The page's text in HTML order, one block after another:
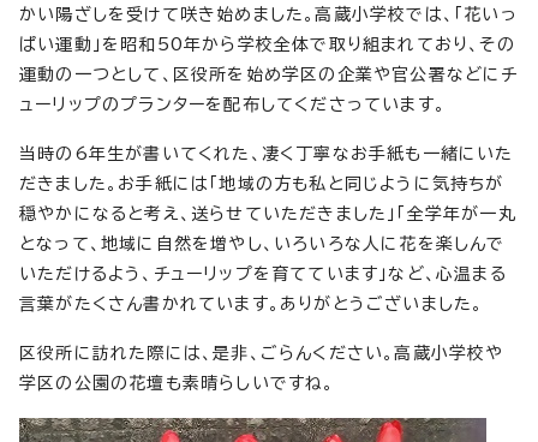
かい陽ざしを受けて咲き始めました。高蔵小学校では、「花いっ
ぱい運動」を昭和50年から学校全体で取り組まれており、その
運動の一つとして、区役所を始め学区の企業や官公署などにチ
ューリップのプランターを配布してくださっています。
当時の6年生が書いてくれた、凄く丁寧なお手紙も一緒にいた
だきました。お手紙には「地域の方も私と同じように気持ちが
穏やかになると考え、送らせていただきました」「全学年が一丸
となって、地域に自然を増やし、いろいろな人に花を楽しんで
いただけるよう、チューリップを育てています」など、心温まる
言葉がたくさん書かれています。ありがとうございました。
区役所に訪れた際には、是非、ごらんください。高蔵小学校や
学区の公園の花壇も素晴らしいですね。